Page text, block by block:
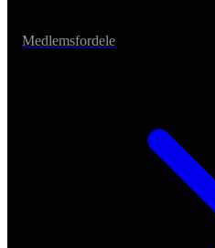
Medlemsfordele